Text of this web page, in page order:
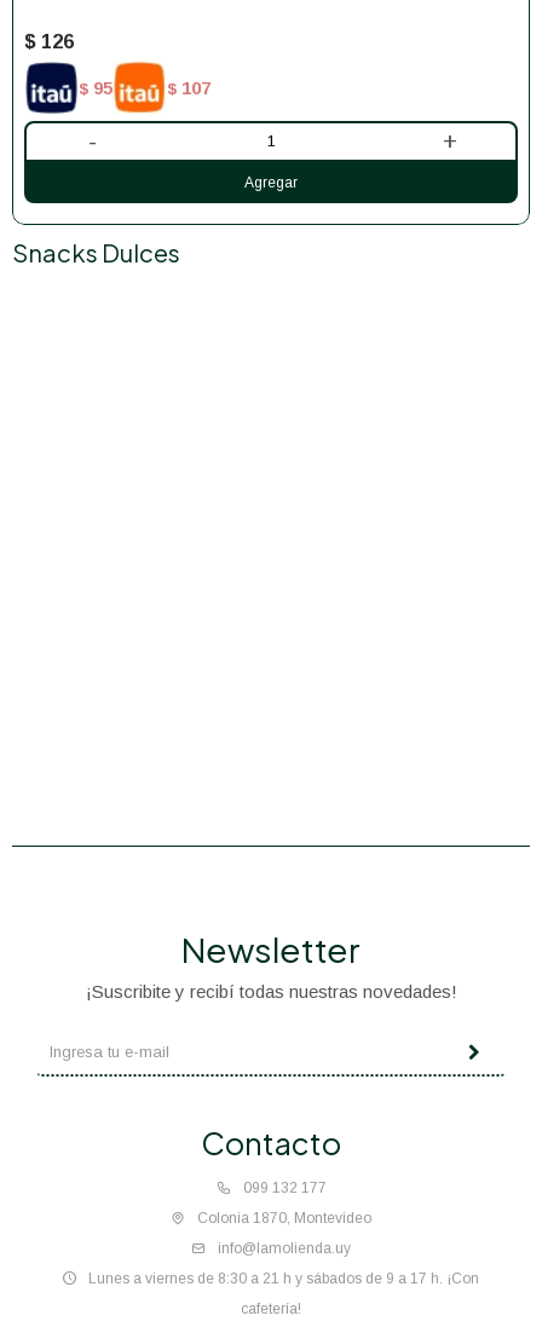
$ 126
$ 95 $ 107
- +
Snacks Dulces
Contacto
099 132 177
Colonia 1870, Montevideo
info@lamolienda.uy
Lunes a viernes de 8:30 a 21 h y sábados de 9 a 17 h. ¡Con
cafetería!
Newsletter
¡Suscribite y recibí todas nuestras novedades!